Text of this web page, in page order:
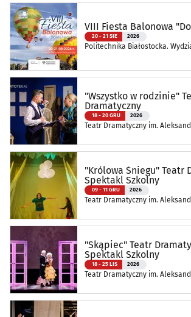
VIII Fiesta Balonowa
20 - 21 SIE 2026
Politechnika Białostocka.
"Wszystko w rodzinie"
Dramatyczny
18 - 20 GRU 2026
Teatr Dramatyczny im.
"Królowa Śniegu" Teatr
Spektakl Szkolny
09 - 11 GRU 2026
Teatr Dramatyczny im.
"Skąpiec" Teatr
Spektakl Szkolny
18 - 25 LIS 2026
Teatr Dramatyczny im.